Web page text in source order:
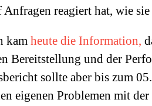
Anfragen reagiert hat, wie
kam heute die Information,
Bereitstellung und der
sollte aber bis zum
eigenen Problemen mit